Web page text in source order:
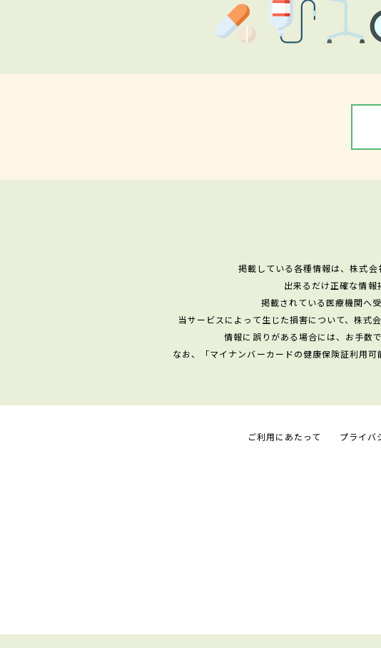
掲載している各種情報は、株式会
出来るだけ正確な情報
掲載されている医療機関へ
当サービスによって生じた損害について、株式
情報に誤りがある場合には、お手数
なお、「マイナンバーカードの健康保険証利用
ご利用にあたって プライバ